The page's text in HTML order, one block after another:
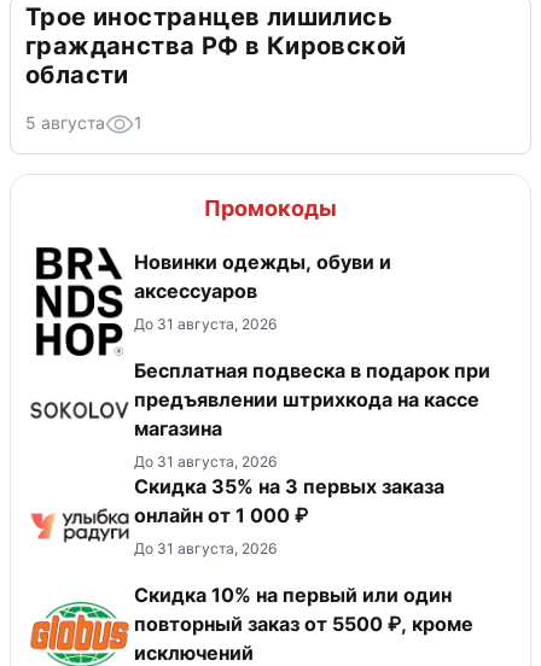
Трое иностранцев лишились
гражданства РФ в Кировской
области
5 августа 1
Промокоды
Новинки одежды, обуви и
аксессуаров
До 31 августа, 2026
Бесплатная подвеска в подарок при
предъявлении штрихкода на кассе
магазина
До 31 августа, 2026
Скидка 35% на 3 первых заказа
онлайн от 1 000 ₽
До 31 августа, 2026
​Скидка 10% на первый или один
повторный заказ от 5500 ₽, кроме
исключений